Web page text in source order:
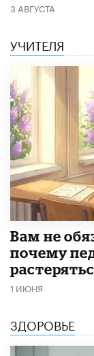
3 АВГУСТА
УЧИТЕЛЯ
​Вам не
почему
1 ИЮНЯ
ЗДОРОВЬЕ